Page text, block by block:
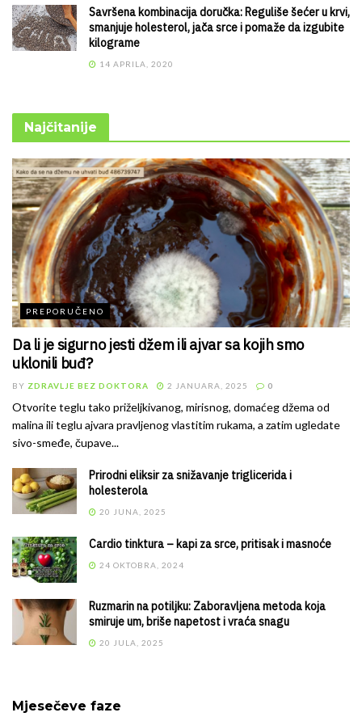
Savršena kombinacija doručka: Reguliše šećer u krvi,
smanjuje holesterol, jača srce i pomaže da izgubite
kilograme
14 APRILA, 2020
Najčitanije
PREPORUČENO
Da li je sigurno jesti džem ili ajvar sa kojih smo
uklonili buđ?
BY ZDRAVLJE BEZ DOKTORA 2 JANUARA, 2025 0
Otvorite teglu tako priželjkivanog, mirisnog, domaćeg džema od
malina ili teglu ajvara pravljenog vlastitim rukama, a zatim ugledate
sivo-smeđe, čupave...
Prirodni eliksir za snižavanje triglicerida i
holesterola
20 JUNA, 2025
Cardio tinktura – kapi za srce, pritisak i masnoće
24 OKTOBRA, 2024
Ruzmarin na potiljku: Zaboravljena metoda koja
smiruje um, briše napetost i vraća snagu
20 JULA, 2025
Mjesečeve faze